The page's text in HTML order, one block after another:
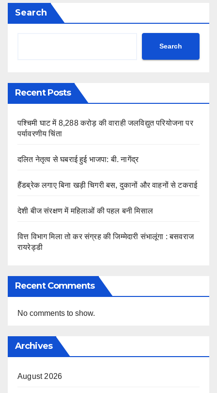
Search
Search
Recent Posts
पश्चिमी घाट में 8,288 करोड़ की वाराही जलविद्युत परियोजना पर
पर्यावरणीय चिंता
दलित नेतृत्व से घबराई हुई भाजपा: बी. नागेंद्र
हैंडब्रेक लगाए बिना खड़ी चिगरी बस, दुकानों और वाहनों से टकराई
देशी बीज संरक्षण में महिलाओं की पहल बनी मिसाल
वित्त विभाग मिला तो कर संग्रह की जिम्मेदारी संभालूंगा : बसवराज
रायरेड्डी
Recent Comments
No comments to show.
Archives
August 2026